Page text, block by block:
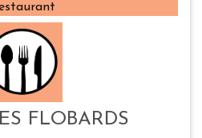
FLOBARDS